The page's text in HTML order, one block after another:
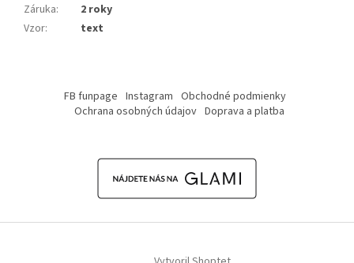
Záruka:
2 roky
Vzor: text
FB funpage Instagram Obchodné podmienky
Ochrana osobných údajov Doprava a platba